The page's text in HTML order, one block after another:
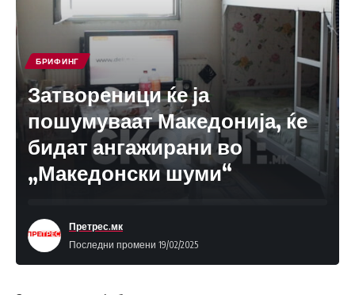
БРИФИНГ
Затвореници ќе ја
пошумуваат Македонија, ќе
бидат ангажирани во
„Македонски шуми“
Последни промени 19/02/2025
Претрес.мк